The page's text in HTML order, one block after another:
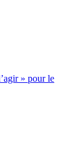
» pour le